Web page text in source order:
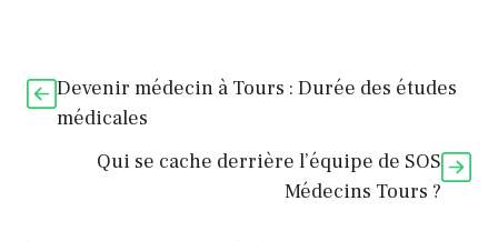
Devenir médecin à Tours : Durée des études
médicales
Qui se cache derrière l’équipe de SOS
Médecins Tours ?